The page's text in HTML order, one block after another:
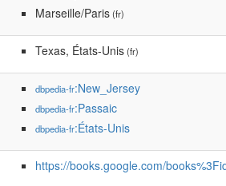
Marseille/Paris(fr)
Texas, États-Unis(fr)
dbpedia-fr:New_Jersey
dbpedia-fr:Passaic
dbpedia-fr:États-Unis
https://books.google.com/